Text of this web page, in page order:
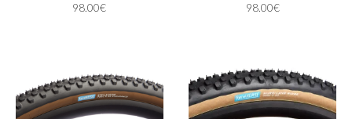
98.00€
98.00€